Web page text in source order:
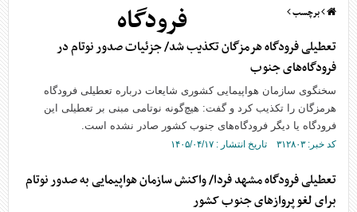
برچسب فرودگاه
تعطیلی فرودگاه هرمزگان تکذیب شد/ جزئیات صدور نوتام در
فرودگاه‌های جنوب
سخنگوی سازمان هواپیمایی کشوری شایعات درباره تعطیلی فرودگاه
هرمزگان را تکذیب کرد و گفت: هیچ‌گونه نوتامی مبنی بر تعطیلی این
فرودگاه یا دیگر فرودگاه‌های جنوب کشور صادر نشده است.
کد خبر: ۳۱۲۸۰۳ تاریخ انتشار : ۱۴۰۵/۰۴/۱۷
تعطیلی فرودگاه مشهد فردا/ واکنش سازمان هواپیمایی به صدور نوتام
برای لغو پرواز‌های جنوب کشور